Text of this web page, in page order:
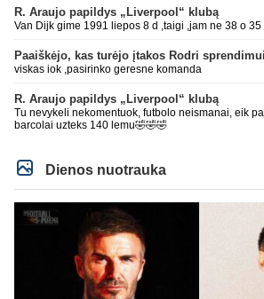
Real turi ir geresnių opcijų, Mauras viską sustatys į
būtų buvęs reikalingas, Perezas būtų ir pasiėmęs
šiaip sau paleidžia jį. Sėkmės jam Barcoje, galės
R. Araujo papildys „Liverpool“ klubą
Van Dijk gime 1991 liepos 8 d ,taigi ,jam ne 38 o
viskas iok ,pasirinko geresne komanda
R. Araujo papildys „Liverpool“ klubą
Tu nevykeli nekomentuok, futbolo neismanai, eik
barcolai uzteks 140 lemu🤣🤣🤣
Dienos nuotrauka